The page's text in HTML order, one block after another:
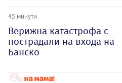
45 минути
Верижна катастрофа с
пострадали на входа на
Банско